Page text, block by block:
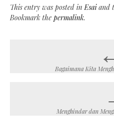
This entry was posted inEsaiand
Bookmark the permalink.
navigation
Bagaimana Kita
Menghindar dan